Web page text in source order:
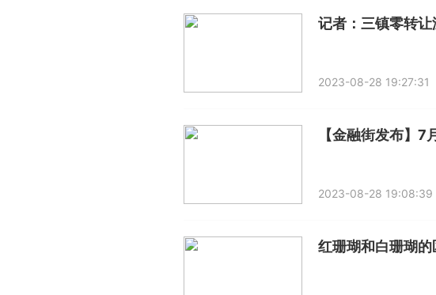
2023-08-28 19:27:31
2023-08-28 19:08:39
红珊瑚和白珊瑚的